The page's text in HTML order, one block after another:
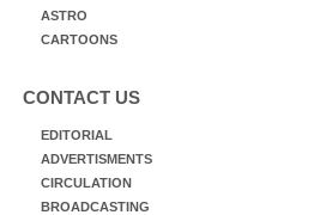
ASTRO
CARTOONS
CONTACT US
EDITORIAL
ADVERTISMENTS
CIRCULATION
BROADCASTING